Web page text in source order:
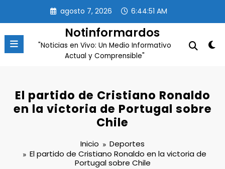
contenido
agosto 7, 2026 6:44:51 AM
Notinformardos
"Noticias en Vivo: Un Medio Informativo
Actual y Comprensible"
El partido de Cristiano Ronaldo
en la victoria de Portugal sobre
Chile
Inicio
Deportes
El partido de Cristiano Ronaldo en la victoria de
Portugal sobre Chile